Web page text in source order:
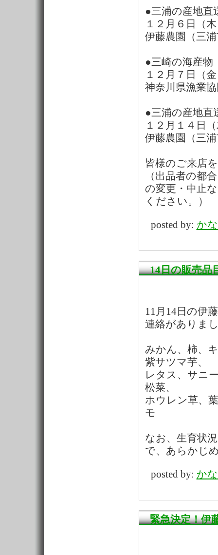
●三浦の産地直
１２月６日（
伊藤農園（三
●三崎の海産物
１２月７日（
神奈川県漁業
●三浦の産地直
１２月１４日
伊藤農園（三
皆様のご来店
（出品者の都
の変更・中止
ください。）
posted by: か
14日の販売品
11月14日の伊
連絡がありま
みかん、柿、
紫サツマ芋、
レタス、サニ
松菜、
ホウレン草、
モ
なお、生育状
で、あらかじ
posted by: か
緊急決定！伊